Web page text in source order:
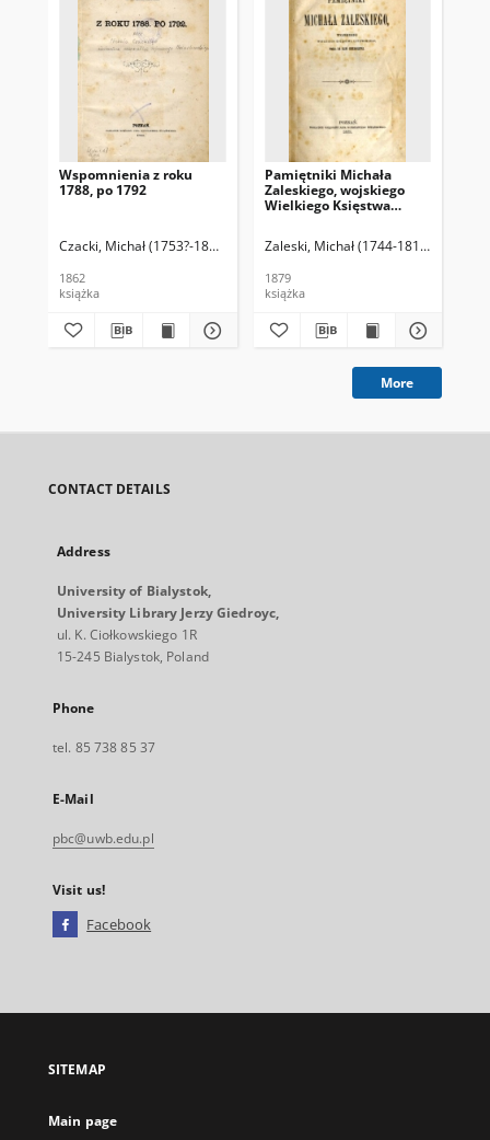
Wspomnienia z roku
1788, po 1792
Czacki, Michał (1753?-1828)
1862
książka
Pamiętniki Michała
Zaleskiego, wojskiego
Wielkiego Księstwa
Zaleski, Michał (1744-1816)
1879
książka
More
CONTACT DETAILS
Address
University of Bialystok,
University Library Jerzy Giedroyc,
ul. K. Ciołkowskiego 1R
15-245 Bialystok, Poland
Phone
tel. 85 738 85 37
E-Mail
pbc@uwb.edu.pl
Visit us!
Facebook
open
new
SITEMAP
Main page